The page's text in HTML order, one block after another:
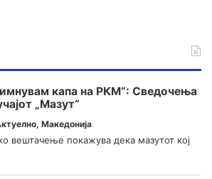
капа на РКМ“: Сведочења
„Мазут“
, Македонија
вештачење покажува дека мазутот кој